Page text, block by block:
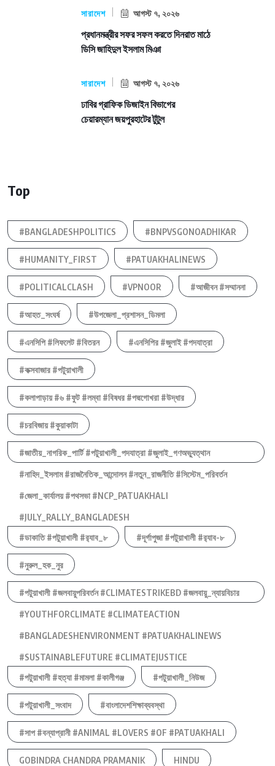
সারাদেশ আগস্ট ৭, ২০২৬
প্রধানমন্ত্রীর সফর সফল করতে দিনরাত মাঠে
ডিসি জাহিদুল ইসলাম মিঞা
সারাদেশ আগস্ট ৭, ২০২৬
ঢাবির গ্রাফিক ডিজাইন বিভাগের
চেয়ারম্যান জয়পুরহাটের টুটুল
Top
#BANGLADESHPOLITICS #BNPVSGONOADHIKAR
#HUMANITY_FIRST #PATUAKHALINEWS
#POLITICALCLASH #VPNOOR #আজীবন #সম্মাননা
#আহত_সংঘর্ষ #উপজেলা_প্রশাসন_ডিমলা
#এনসিপি #লিফলেট #বিতরন #এনসিপির #জুলাই #পদযাত্রা
#কক্সবাজার #পটুয়াখালী
#কলাপাড়ায় #৬ #ফুট #লম্বা #বিষধর #পদ্মগোখরা #উদ্ধার
#চরবিজায় #কুয়াকাটা
#জাতীয়_নাগরিক_পার্টি #পটুয়াখালী_পদযাত্রা #জুলাই_গণঅভ্যুত্থান
#নাহিদ_ইসলাম #রাজনৈতিক_আন্দোলন #নতুন_রাজনীতি #সিস্টেম_পরিবর্তন
#জেলা_কার্যালয় #পথসভা #NCP_PATUAKHALI
#JULY_RALLY_BANGLADESH
#ডাকাতি #পটুয়াখালী #র‍্যাব_৮
#দূর্গাপুজা #পটুয়াখালী #র‍্যাব-৮
#নুরুল_হক_নুর
#পটুয়াখালী #জলবায়ুপরিবর্তন #CLIMATESTRIKEBD #জলবায়ু_ন্যায়বিচার
#YOUTHFORCLIMATE #CLIMATEACTION
#BANGLADESHENVIRONMENT #PATUAKHALINEWS
#SUSTAINABLEFUTURE #CLIMATEJUSTICE
#পটুয়াখালী #হত্যা #মামলা #কালীগঞ্জ
#পটুয়াখালী_নিউজ
#পটুয়াখালী_সংবাদ #বাংলাদেশশিক্ষাব্যবস্থা
#সাপ #বন্যাপ্রানী #ANIMAL #LOVERS #OF #PATUAKHALI
GOBINDRA CHANDRA PRAMANIK HINDU